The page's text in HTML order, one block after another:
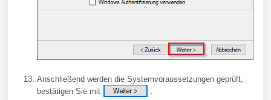
Anschließend werden die Systemvoraussetzungen geprüft,
bestätigen Sie mit
.